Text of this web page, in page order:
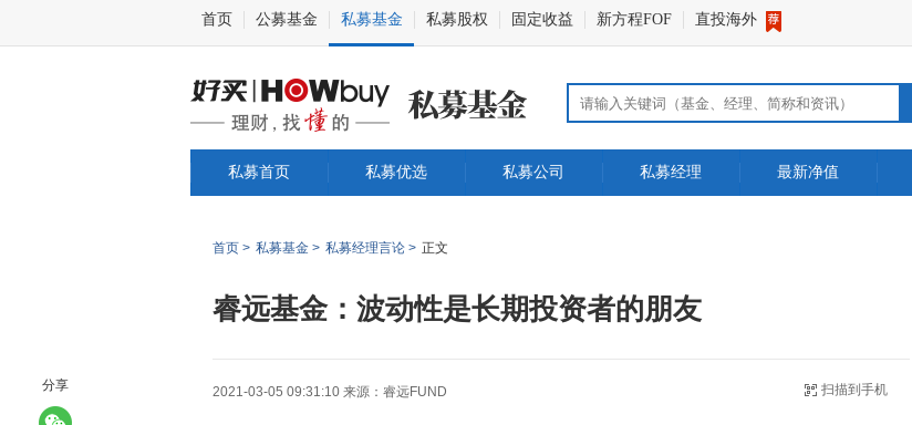
首页 公募基金 私募基金 私募股权 固定收益 新方程FOF 直投海外
私募首页 私募优选 私募公司 私募经理 最新净值
首页 > 私募基金 > 私募经理言论 > 正文
分享
睿远基金：波动性是长期投资者的朋友
扫描到手机
2021-03-05 09:31:10 来源：睿远FUND